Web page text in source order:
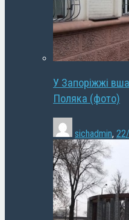
У Запоріжжі
Поляка (фото)
sichadmin,